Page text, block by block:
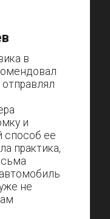
в
и
способ ее
практика,
не